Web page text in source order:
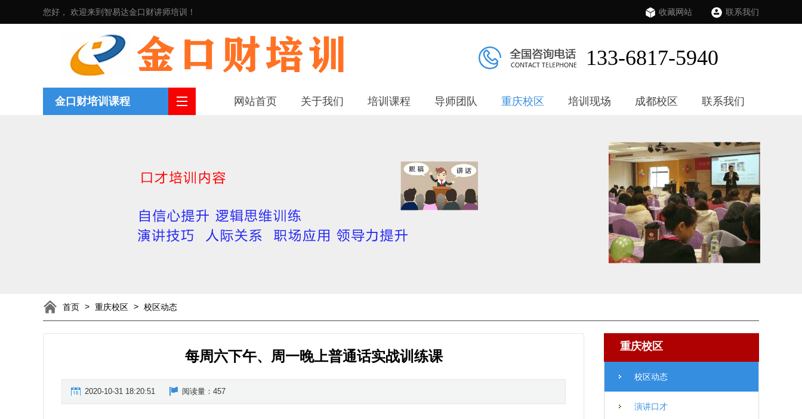
收藏网站 联系我们
您好， 欢迎来到智易达金口财讲师培训！
133-6817-5940
金口财培训课程 网站首页 关于我们 培训课程 导师团队 重庆校区 培训现场 成都校区 联系我们
首页 > 重庆校区 > 校区动态
重庆校区
校区动态
演讲口才
每周六下午、周一晚上普通话实战训练课
2020-10-31 18:20:51 阅读量： 457